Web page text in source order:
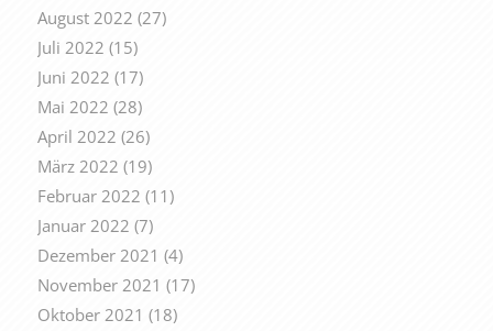
August 2022 (27)
Juli 2022 (15)
Juni 2022 (17)
Mai 2022 (28)
April 2022 (26)
März 2022 (19)
Februar 2022 (11)
Januar 2022 (7)
Dezember 2021 (4)
November 2021 (17)
Oktober 2021 (18)